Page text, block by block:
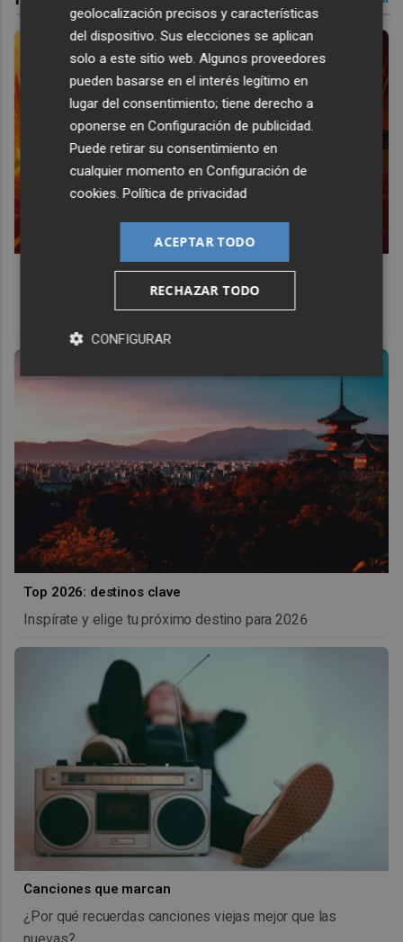
Corepunk MMORPG
Un verdadero MMORPG de la vieja escuela ¡Cómo los de
Top 2026: destinos clave
Inspírate y elige tu próximo destino para 2026
Canciones que marcan
¿Por qué recuerdas canciones viejas mejor que las
nuevas?
geolocalización precisos y características
del dispositivo. Sus elecciones se aplican
solo a este sitio web. Algunos proveedores
pueden basarse en el interés legítimo en
lugar del consentimiento; tiene derecho a
oponerse enConfiguración de publicidad.
Puede retirar su consentimiento en
cualquier momento enConfiguración de
cookies.Política de privacidad
ACEPTAR TODO
RECHAZAR TODO
CONFIGURAR